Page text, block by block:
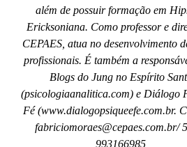
além de possuir formação em
Ericksoniana. Como professor e
CEPAES, atua no desenvolvimento
profissionais. É também a
Blogs do Jung no Espírito
(psicologiaanalitica.com) e Diálogo
Fé (www.dialogopsiqueefe.com.br.
fabriciomoraes@cepaes.com.br/
993166985